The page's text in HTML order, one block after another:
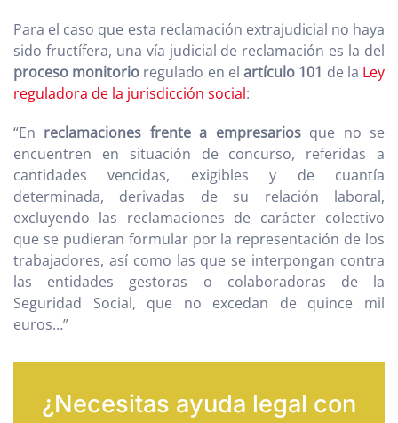
Para el caso que esta reclamación extrajudicial no haya
sido fructífera, una vía judicial de reclamación es la del
proceso monitorio regulado en elartículo 101 de la Ley
reguladora de la jurisdicción social:
“En reclamaciones frente a empresariosque no se
encuentren en situación de concurso, referidas a
cantidades vencidas, exigibles y de cuantía
determinada, derivadas de su relación laboral,
excluyendo las reclamaciones de carácter colectivo
que se pudieran formular por la representación de los
trabajadores, así como las que se interpongan contra
las entidades gestoras o colaboradoras de la
Seguridad Social, que no excedan de quince mil
euros…”
¿Necesitas ayuda legal con